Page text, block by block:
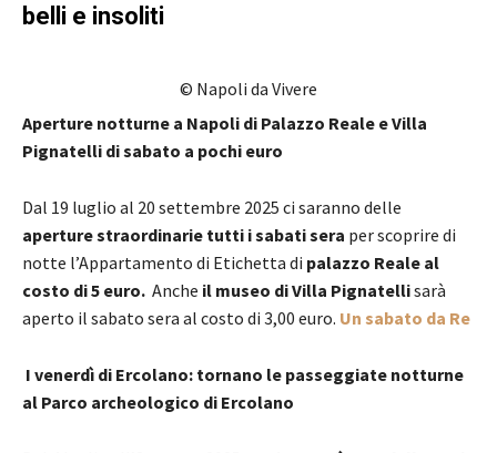
belli e insoliti
© Napoli da Vivere
Aperture notturne a Napoli di Palazzo Reale e Villa
Pignatelli di sabato a pochi euro
Dal 19 luglio al 20 settembre 2025 ci saranno delle
aperture straordinarie tutti i sabati sera per scoprire di
notte l’Appartamento di Etichetta di palazzo Reale al
costo di 5 euro. Anche il museo di Villa Pignatellisarà
aperto il sabato sera al costo di 3,00 euro. Un sabato da Re
I venerdì di Ercolano: tornano le passeggiate notturne
al Parco archeologico di Ercolano